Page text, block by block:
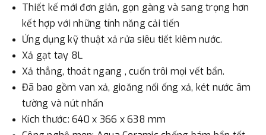
- Nếu địa điểm giao hàng khác với địa điểm thanh toán
hoặc với những đơn đặt hàng ngoài nội thành Hà Nội.
Chúng tôi sẽ thu tiền trước 100% giá trị hàng + phí vận
chuyển theo cước phí tính trong chính sách vận chuyển
bằng phương thức chuyển khoản trước khi giao hàng.
- Sau khi có thông tin xác thực đã chuyển tiền của quý
khách, chúng tôi sẽ thực hiện đơn hàng theo yêu cầu.
Thiết kế mới đơn giản, gọn gàng và sang trọng hơn
kết hợp với những tính năng cải tiến
Ứng dụng kỹ thuật xả rửa siêu tiết kiêm nước.
Xả gạt tay 8L
Xả thẳng, thoát ngang , cuốn trôi mọi vết bẩn.
Đã bao gồm van xả, gioăng nối ống xả, két nước âm
tường và nút nhấn
Kích thước: 640 x 366 x 638 mm